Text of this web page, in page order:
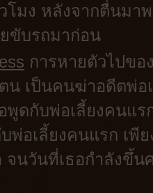
โมง หลังจากตื่นมา
ขับรถมาก่อน
การหายตัวไปขอ
น เป็นคนฆ่าอดีตพ่อ
พูดกับพ่อเลี้ยงคนแ
พ่อเลี้ยงคนแรก เพี
จนวันที่เธอกำลังขึ้น